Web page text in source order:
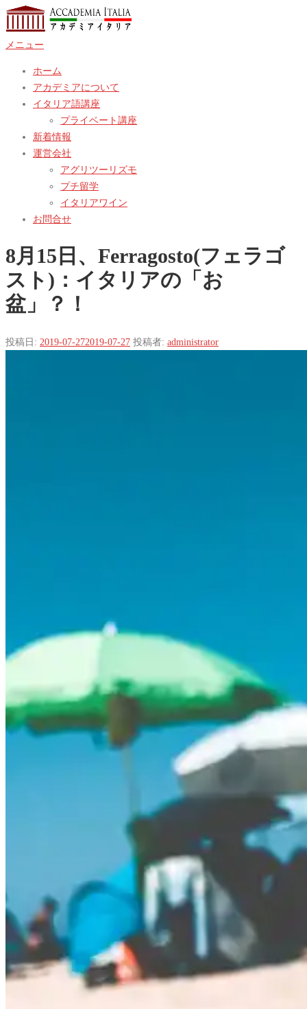
コ
ン
テメニュー
ホーム
アカデミアについて
イタリア語講座
プライベート講座
新着情報
運営会社
アグリツーリズモ
プチ留学
イタリアワイン
お問合せ
8月15日、Ferragosto(フェラゴ
スト)：イタリアの「お
盆」？！
投稿日: 2019-07-272019-07-27 投稿者: administrator